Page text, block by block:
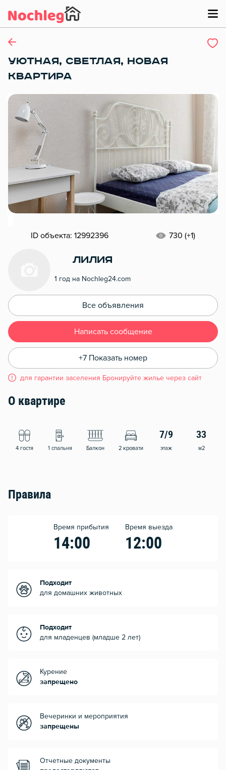
УЮТНАЯ, СВЕТЛАЯ, НОВАЯ
КВАРТИРА
ID объекта: 12992396 730 (+1)
лилия
1 год на Nochleg24.com
Все объявления
Написать сообщение
+7 Показать номер
для гарантии заселения Бронируйте жилье через сайт
О квартире
4 гостя 1 спальня Балкон 2 кровати
7/9
этаж
33
м2
Правила
Время прибытия
14:00
Время выезда
12:00
Подходит
для домашних животных
Подходит
для младенцев (младше 2 лет)
Курение
запрещено
Вечеринки и мероприятия
запрещены
Отчетные документы